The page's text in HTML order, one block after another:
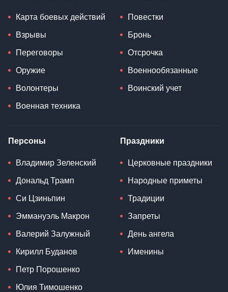
Карта боевых действий
Взрывы
Переговоры
Оружие
Волонтеры
Военная техника
Повестки
Бронь
Отсрочка
Военнообязанные
Воинский учет
Персоны
Владимир Зеленский
Дональд Трамп
Си Цзиньпин
Эммануэль Макрон
Валерий Залужный
Кирилл Буданов
Петр Порошенко
Юлия Тимошенко
Праздники
Церковные праздники
Народные приметы
Традиции
Запреты
День ангела
Именины